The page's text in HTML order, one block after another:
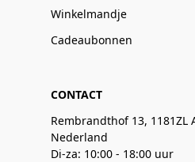
Winkelmandje
Cadeaubonnen
CONTACT
Rembrandthof 13, 1181ZL
Nederland
Di-za: 10:00 - 18:00 uur